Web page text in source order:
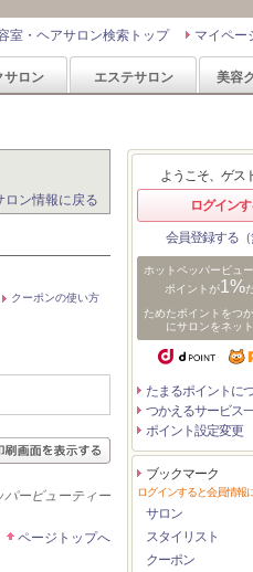
マイペー
室・ヘアサロン検索トップ
サロン エステサロン 美容
ロン情報に戻る
クーポンの使い方
ービューティー
ページトップへ
ようこそ、ゲス
ログイン
会員登録する（
ホットペッパービュ
ポイントが1%
ためたポイントをつ
にサロンをネッ
たまるポイントに
つかえるサービス
ポイント設定変更
ブックマーク
ログインすると会員情報
サロン
スタイリスト
クーポン